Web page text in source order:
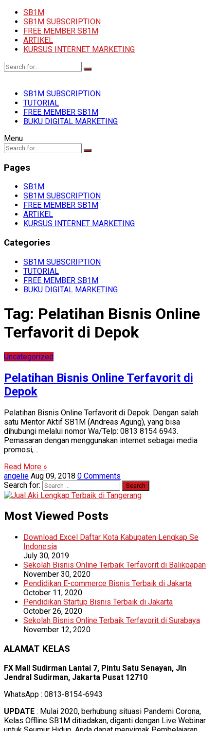
SB1M
SB1M SUBSCRIPTION
FREE MEMBER SB1M
ARTIKEL
KURSUS INTERNET MARKETING
SB1M SUBSCRIPTION
TUTORIAL
FREE MEMBER SB1M
BUKU DIGITAL MARKETING
Menu
Pages
SB1M
SB1M SUBSCRIPTION
FREE MEMBER SB1M
ARTIKEL
KURSUS INTERNET MARKETING
Categories
SB1M SUBSCRIPTION
TUTORIAL
FREE MEMBER SB1M
BUKU DIGITAL MARKETING
Tag: Pelatihan Bisnis Online
Terfavorit di Depok
Uncategorized
Pelatihan Bisnis Online Terfavorit di
Depok
Pelatihan Bisnis Online Terfavorit di Depok. Dengan salah
satu Mentor Aktif SB1M (Andreas Agung), yang bisa
dihubungi melalui nomor Wa/Telp: 0813 8154 6943.
Pemasaran dengan menggunakan internet sebagai media
promosi,…
Read More »
angelie Aug 09, 2018 0 Comments
Search for:
Most Viewed Posts
Download Excel Daftar Kota Kabupaten Lengkap Se
Indonesia
July 30, 2019
Sekolah Bisnis Online Terbaik Terfavorit di Balikpapan
November 30, 2020
Pendidikan E-commerce Bisnis Terbaik di Jakarta
October 11, 2020
Pendidikan Startup Bisnis Terbaik di Jakarta
October 26, 2020
Sekolah Bisnis Online Terbaik Terfavorit di Surabaya
November 12, 2020
ALAMAT KELAS
FX Mall Sudirman Lantai 7, Pintu Satu Senayan, Jln
Jendral Sudirman, Jakarta Pusat 12710
WhatsApp : 0813-8154-6943
UPDATE : Mulai 2020, berhubung situasi Pandemi Corona,
Kelas Offline SB1M ditiadakan, diganti dengan Live Webinar